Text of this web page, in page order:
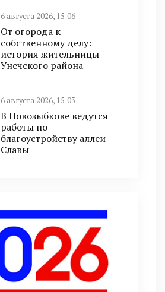
6 августа 2026, 15:06
От огорода к
собственному делу:
история жительницы
Унечского района
6 августа 2026, 15:03
В Новозыбкове ведутся
работы по
благоустройству аллеи
Славы